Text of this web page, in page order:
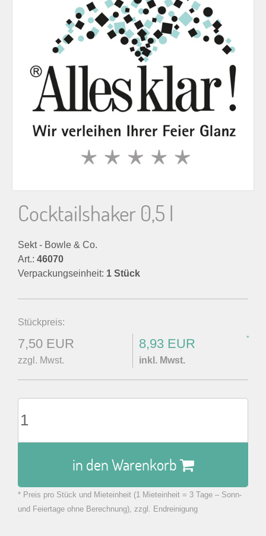
a
h
Cocktailshaker 0,5 l
Sekt - Bowle & Co.
Art.: 46070
Verpackungseinheit: 1 Stück
Stückpreis:
7,50 EUR
zzgl. Mwst.
8,93 EUR *
inkl. Mwst.
in den Warenkorb
zu Warenkorb hinzugefügt.
* Preis pro Stück und Mieteinheit (1 Mieteinheit = 3 Tage – Sonn-
und Feiertage ohne Berechnung), zzgl. Endreinigung